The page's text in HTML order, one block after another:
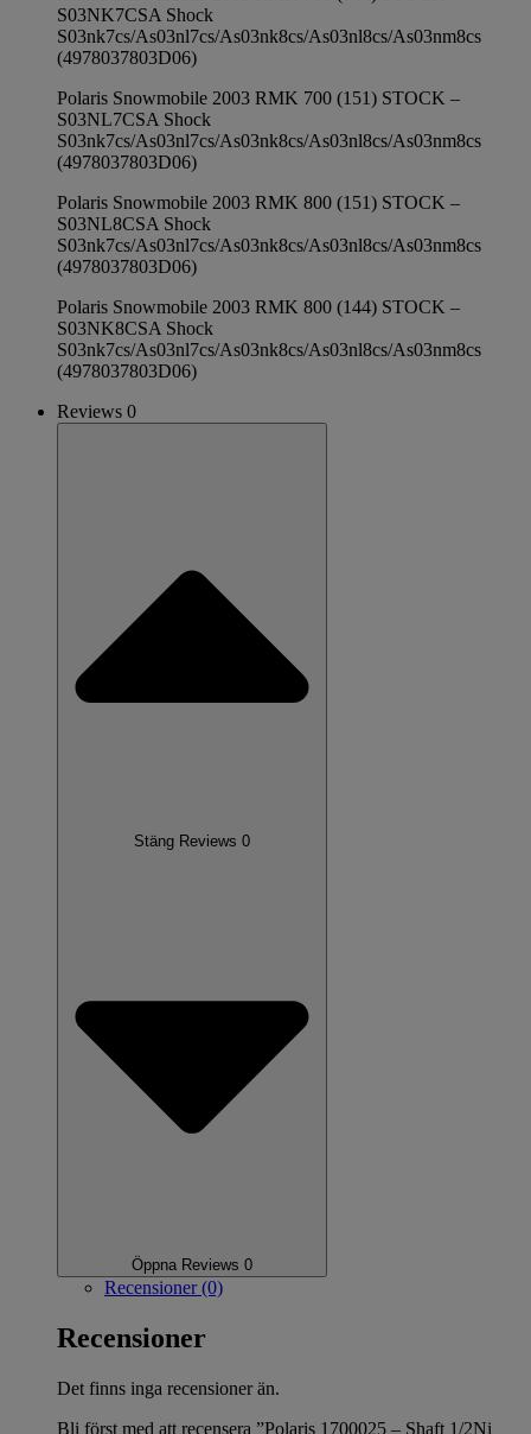
S03NK7CSA Shock
S03nk7cs/As03nl7cs/As03nk8cs/As03nl8cs/As03nm8cs
(4978037803D06)
Polaris Snowmobile 2003 RMK 700 (151) STOCK –
S03NL7CSA Shock
S03nk7cs/As03nl7cs/As03nk8cs/As03nl8cs/As03nm8cs
(4978037803D06)
Polaris Snowmobile 2003 RMK 800 (151) STOCK –
S03NL8CSA Shock
S03nk7cs/As03nl7cs/As03nk8cs/As03nl8cs/As03nm8cs
(4978037803D06)
Polaris Snowmobile 2003 RMK 800 (144) STOCK –
S03NK8CSA Shock
S03nk7cs/As03nl7cs/As03nk8cs/As03nl8cs/As03nm8cs
(4978037803D06)
Reviews 0
Stäng Reviews 0
Öppna Reviews 0
Recensioner (0)
Recensioner
Det finns inga recensioner än.
Bli först med att recensera ”Polaris 1700025 – Shaft 1/2Ni